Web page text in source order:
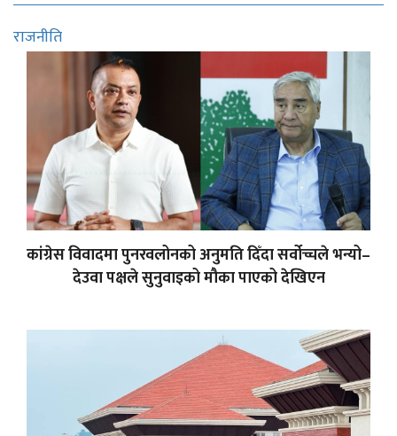
राजनीति
कांग्रेस विवादमा पुनरवलोनको अनुमति दिँदा सर्वोच्चले भन्यो–
देउवा पक्षले सुनुवाइको मौका पाएको देखिएन